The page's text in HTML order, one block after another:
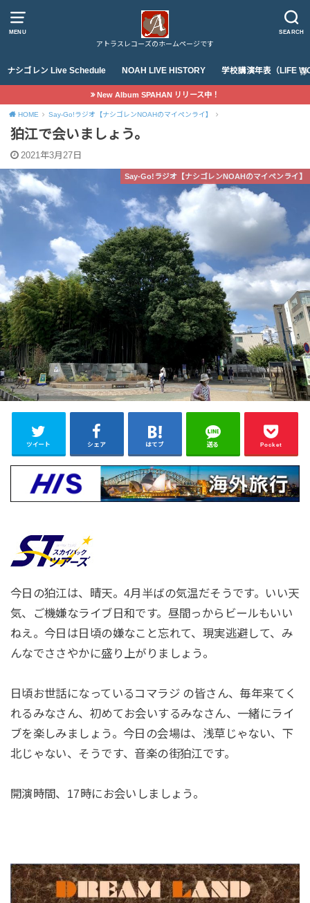
MENU SEARCH
アトラスレコーズのホームページです
ナシゴレン Live Schedule NOAH LIVE HISTORY 学校講演年表（LIFE
New Album SPAHAN リリース中！
HOME Say-Go!ラジオ【ナシゴレンNOAHのマイペンライ】
狛江で会いましょう。
2021年3月27日
Say-Go!ラジオ【ナシゴレンNOAHのマイペンライ】
ツイート シェア はてブ 送る Pocket
今日の狛江は、晴天。4月半ばの気温だそうです。いい天
気、ご機嫌なライブ日和です。昼間っからビールもいい
ねえ。今日は日頃の嫌なこと忘れて、現実逃避して、み
んなでささやかに盛り上がりましょう。
日頃お世話になっているコマラジ の皆さん、毎年来てく
れるみなさん、初めてお会いするみなさん、一緒にライ
ブを楽しみましょう。今日の会場は、浅草じゃない、下
北じゃない、そうです、音楽の街狛江です。
開演時間、17時にお会いしましょう。